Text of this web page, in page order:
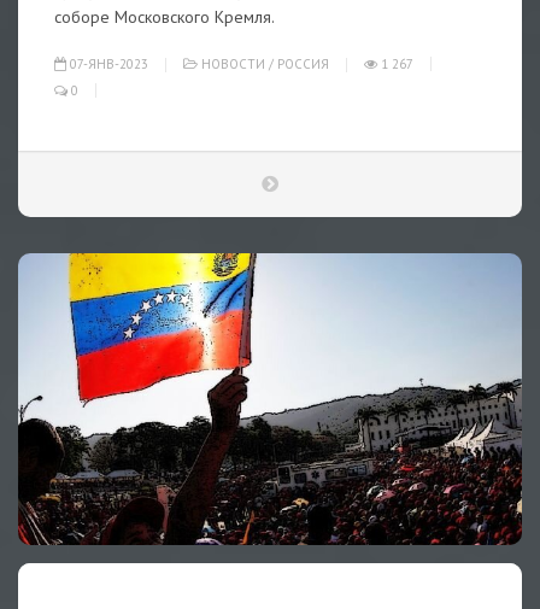
соборе Московского Кремля.
07-ЯНВ-2023 НОВОСТИ / РОССИЯ
1 267
0